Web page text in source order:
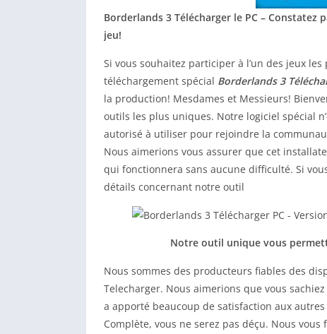
Borderlands 3 Télécharger le PC –
jeu!
Si vous souhaitez participer à l’un des jeux
téléchargement spécial Borderlands 3
la production! Mesdames et Messieurs!
outils les plus uniques. Notre logiciel spécial
autorisé à utiliser pour rejoindre la
Nous aimerions vous assurer que cet
qui fonctionnera sans aucune difficulté. Si
détails concernant notre outil
Notre outil unique vous
Nous sommes des producteurs fiables des
Telecharger. Nous aimerions que vous
a apporté beaucoup de satisfaction aux
Complète, vous ne serez pas déçu. Nous